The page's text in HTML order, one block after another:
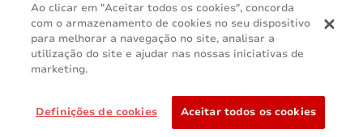
Política de Cookies
Declaração GDPR
Relatório Lei 14.611
©2026 Avery Dennison Corporation. Todos os direitos reservados.
Ao clicar em "Aceitar todos os cookies", concorda
com o armazenamento de cookies no seu dispositivo
para melhorar a navegação no site, analisar a
utilização do site e ajudar nas nossas iniciativas de
marketing.
Definições de cookies Aceitar todos os cookies